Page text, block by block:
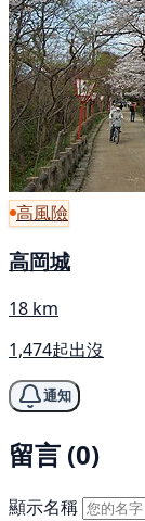
高風險
高岡城
18 km
1,474起出沒
通知
留言 (0)
顯示名稱